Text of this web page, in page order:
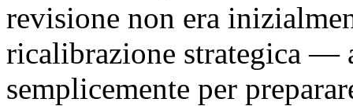
revisione non era
ricalibrazione strategica —
semplicemente per